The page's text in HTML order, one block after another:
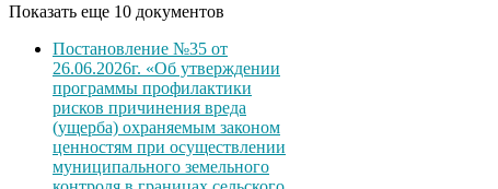
Показать еще 10 документов
Постановление №35 от
26.06.2026г. «Об утверждении
программы профилактики
рисков причинения вреда
(ущерба) охраняемым законом
ценностям при осуществлении
муниципального земельного